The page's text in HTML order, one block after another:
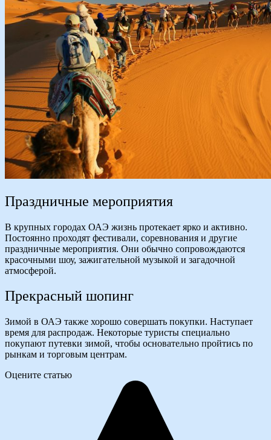
Праздничные мероприятия
В крупных городах ОАЭ жизнь протекает ярко и активно.
Постоянно проходят фестивали, соревнования и другие
праздничные мероприятия. Они обычно сопровождаются
красочными шоу, зажигательной музыкой и загадочной
атмосферой.
Прекрасный шопинг
Зимой в ОАЭ также хорошо совершать покупки. Наступает
время для распродаж. Некоторые туристы специально
покупают путевки зимой, чтобы основательно пройтись по
рынкам и торговым центрам.
Оцените статью